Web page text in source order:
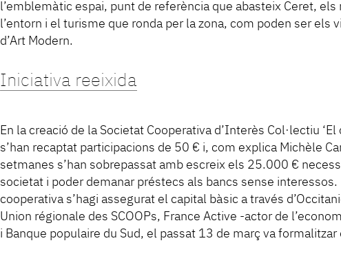
l’emblemàtic espai, punt de referència que abasteix Ceret, els
l’entorn i el turisme que ronda per la zona, com poden ser els
d’Art Modern.
Iniciativa reeixida
En la creació de la Societat Cooperativa d’Interès Col·lectiu ‘El
s’han recaptat participacions de 50 € i, com explica Michèle
setmanes s’han sobrepassat amb escreix els 25.000 €
societat i poder demanar préstecs als bancs sense interessos.
cooperativa s’hagi assegurat el capital bàsic a través
Union régionale des SCOOPs, France Active -actor de
i Banque populaire du Sud, el passat 13 de març va formalitzar